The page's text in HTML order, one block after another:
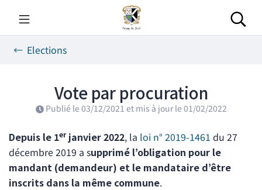
contenu
Elections
Vote par procuration
Publié le 03/12/2021 et mis à jour le 01/02/2022
Depuis le 1erjanvier 2022, la loi n° 2019-1461 du 27
décembre 2019 a supprimé l’obligation pour le
mandant (demandeur) et le mandataire d’être
inscrits dans la même commune.